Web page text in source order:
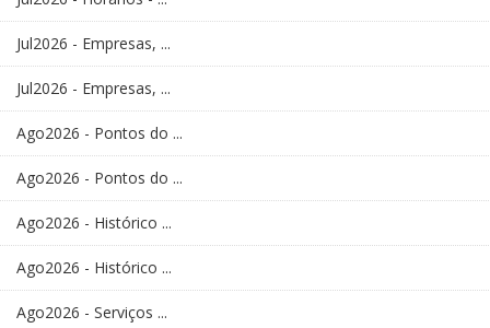
Jul2026 - Empresas, ...
Jul2026 - Empresas, ...
Ago2026 - Pontos do ...
Ago2026 - Pontos do ...
Ago2026 - Histórico ...
Ago2026 - Histórico ...
Ago2026 - Serviços ...